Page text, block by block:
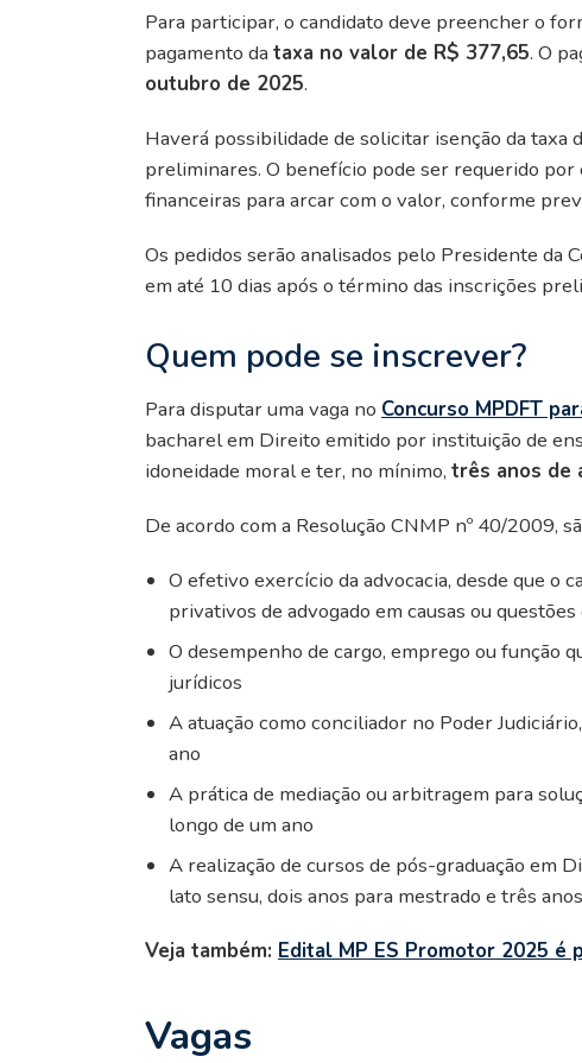
Para participar, o candidato deve preencher o
pagamento da taxa no valor de R$ 377,65. O
outubro de 2025.
Haverá possibilidade de solicitar isenção da
preliminares. O benefício pode ser requerido
financeiras para arcar com o valor, conforme
Os pedidos serão analisados pelo Presidente da
em até 10 dias após o término das inscrições
Quem pode se inscrever?
Para disputar uma vaga no Concurso MPDFT
bacharel em Direito emitido por instituição de
idoneidade moral e ter, no mínimo, três anos de
De acordo com a Resolução CNMP nº 40/2009,
O efetivo exercício da advocacia, desde que o
privativos de advogado em causas ou
O desempenho de cargo, emprego ou função
jurídicos
A atuação como conciliador no Poder
ano
A prática de mediação ou arbitragem para
longo de um ano
A realização de cursos de pós-graduação em
lato sensu, dois anos para mestrado e três
Veja também: Edital MP ES Promotor 2025 é
Vagas